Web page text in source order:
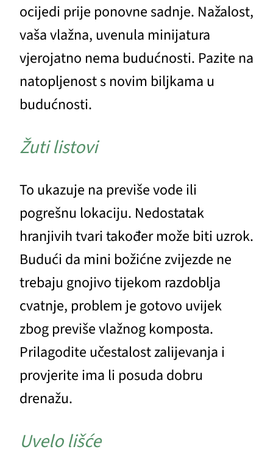
ocijedi prije ponovne sadnje. Nažalost,
vaša vlažna, uvenula minijatura
vjerojatno nema budućnosti. Pazite na
natopljenost s novim biljkama u
budućnosti.
Žuti listovi
To ukazuje na previše vode ili
pogrešnu lokaciju. Nedostatak
hranjivih tvari također može biti uzrok.
Budući da mini božićne zvijezde ne
trebaju gnojivo tijekom razdoblja
cvatnje, problem je gotovo uvijek
zbog previše vlažnog komposta.
Prilagodite učestalost zalijevanja i
provjerite ima li posuda dobru
drenažu.
Uvelo lišće